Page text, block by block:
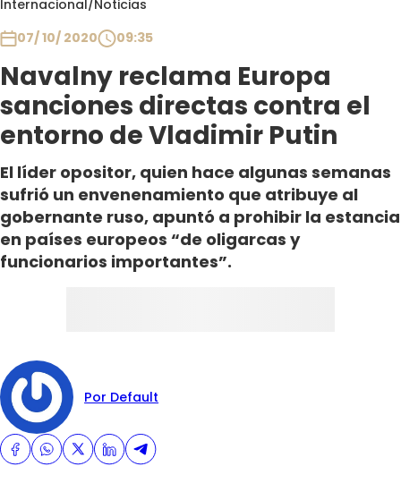
Internacional/Noticias
07/ 10/ 2020
09:35
Navalny reclama Europa
sanciones directas contra el
entorno de Vladimir Putin
El líder opositor, quien hace algunas semanas
sufrió un envenenamiento que atribuye al
gobernante ruso, apuntó a prohibir la estancia
en países europeos “de oligarcas y
funcionarios importantes”.
Por Default
Club De La Comedia
Contigo en Directo
Plan Perfecto
El Tiempo
Sabingo
Todos Los Programas